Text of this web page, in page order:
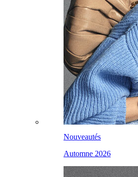
Nouveautés
Automne 2026